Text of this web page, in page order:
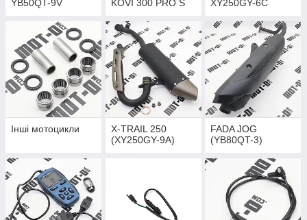
YB50QT-9V KOVI 300 PRO S XY250GY-6C
Інші мотоцикли
X-TRAIL 250
(XY250GY-9A)
FADA JOG
(YB80QT-3)